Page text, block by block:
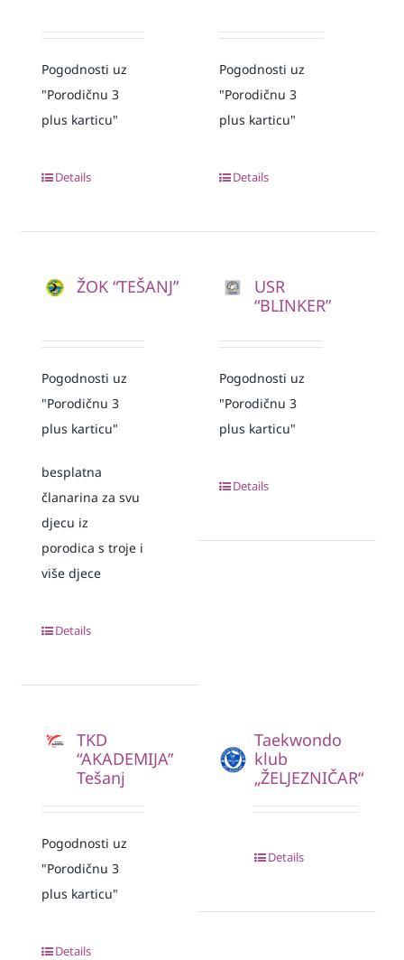
Pogodnosti uz
"Porodičnu 3
plus karticu"
Details
Pogodnosti uz
"Porodičnu 3
plus karticu"
Details
ŽOK “TEŠANJ”
Pogodnosti uz
"Porodičnu 3
plus karticu"
besplatna
članarina za svu
djecu iz
porodica s troje i
više djece
Details
USR
“BLINKER”
Pogodnosti uz
"Porodičnu 3
plus karticu"
Details
TKD
“AKADEMIJA”
Tešanj
Pogodnosti uz
"Porodičnu 3
plus karticu"
Details
Taekwondo
klub
„ŽELJEZNIČAR“
Details